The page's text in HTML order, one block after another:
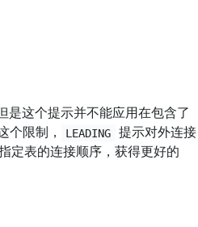
是这个提示并不能应用在包含了
个限制， LEADING
提示对外连接
定表的连接顺序，获得更好的